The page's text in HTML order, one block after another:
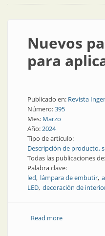
Nuevos
para
Publicado en: Revista
Número:395
Mes: Marzo
Año:2024
Tipo de artículo:
Descripción de producto,
Todas las publicaciones de:
Palabra clave:
led lámpara de embutir
LED decoración de
Read moreabout Nuevos